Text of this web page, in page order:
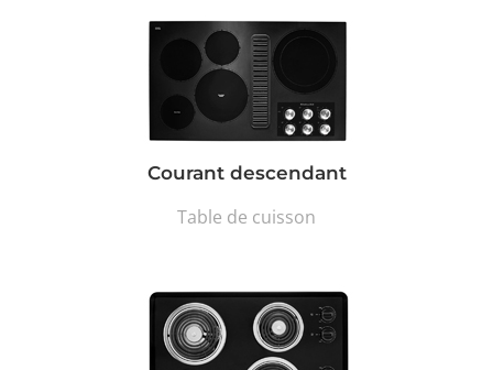
Courant descendant
Table de cuisson